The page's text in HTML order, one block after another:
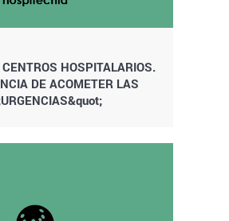
HOSPITALARIOS.
DE ACOMETER LAS